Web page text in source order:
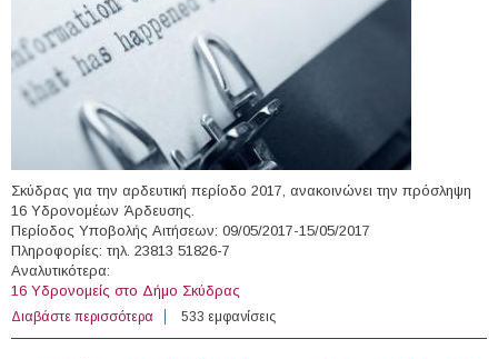
Σκύδρας για την αρδευτική περίοδο 2017, ανακοινώνει την πρόσληψη
16 Υδρονομέων Άρδευσης.
Περίοδος Υποβολής Αιτήσεων: 09/05/2017-15/05/2017
Πληροφορίες: τηλ. 23813 51826-7
Αναλυτικότερα:
16 Yδρονομείς στο Δήμο Σκύδρας
Διαβάστε περισσότερα για 16 Yδρονομείς στο Δήμο Σκύδρας
533 εμφανίσεις